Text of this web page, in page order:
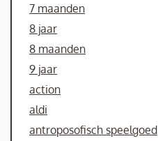
7 maanden
8 jaar
8 maanden
9 jaar
action
aldi
antroposofisch speelgoed